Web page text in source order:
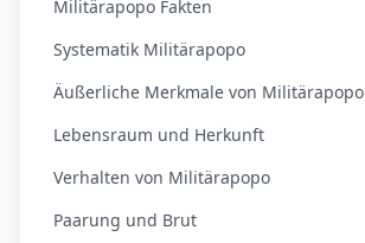
Militärapopo Fakten
Systematik Militärapopo
Äußerliche Merkmale von Militärapopo
Lebensraum und Herkunft
Verhalten von Militärapopo
Paarung und Brut